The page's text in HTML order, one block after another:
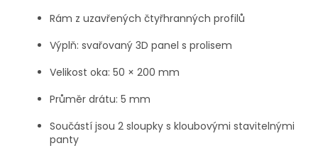
Rám z uzavřených čtyřhranných profilů
Výplň: svařovaný 3D panel s prolisem
Velikost oka: 50 × 200 mm
Průměr drátu: 5 mm
Součástí jsou 2 sloupky s kloubovými stavitelnými
panty